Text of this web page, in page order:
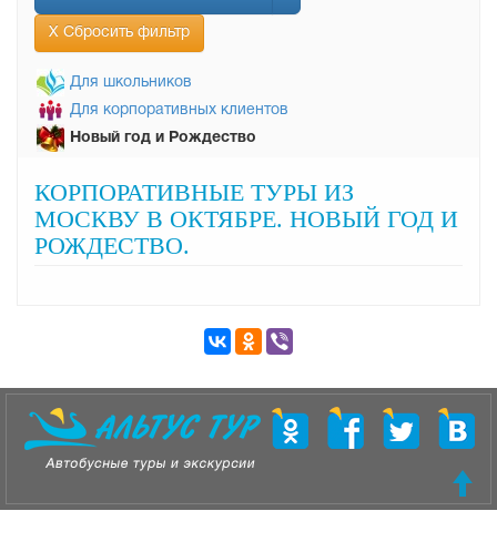
Х Сбросить фильтр
Для школьников
Для корпоративных клиентов
Новый год и Рождество
КОРПОРАТИВНЫЕ ТУРЫ ИЗ
МОСКВУ В ОКТЯБРЕ. НОВЫЙ ГОД И
РОЖДЕСТВО.